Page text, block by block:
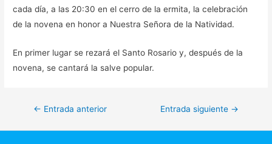
cada día, a las 20:30 en el cerro de la ermita, la celebración
de la novena en honor a Nuestra Señora de la Natividad.
En primer lugar se rezará el Santo Rosario y, después de la
novena, se cantará la salve popular.
Navegación
de
← Entrada anterior Entrada siguiente →